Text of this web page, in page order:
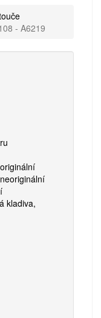
- A6219
kladiva,